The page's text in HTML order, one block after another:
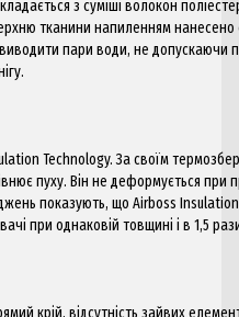
з суміші волокон
тканини напиленням нанесено
пари води, не допускаючи
Technology. За своїм
пуху. Він не деформується при
показують, що Airboss
при однаковій товщині і в 1,5